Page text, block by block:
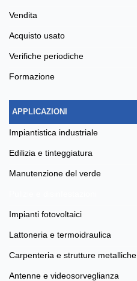
vendita
acquisto usato
verifiche periodiche
formazione
APPLICAZIONI
impiantistica industriale
edilizia e tinteggiatura
manutenzione del verde
impianti fotovoltaici
lattoneria e termoidraulica
carpenteria e strutture metalliche
antenne e videosorveglianza